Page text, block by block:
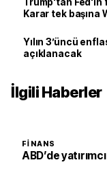
Karar tek başına
Yılın 3’üncü
açıklanacak
İlgili Haberler
FINANS
ABD’de